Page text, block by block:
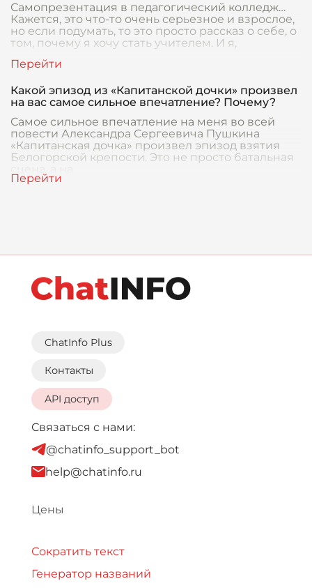
Самопрезентация в педагогический колледж…
Кажется, это что-то очень серьезное и взрослое,
но если подумать, то это просто рассказ о себе, о
том, почему я хочу стать учителем. И я,
Какой эпизод из «Капитанской дочки» произвел
на вас самое сильное впечатление? Почему?
Самое сильное впечатление на меня во всей
повести Александра Сергеевича Пушкина
«Капитанская дочка» произвел эпизод взятия
Белогорской крепости. Это не просто батальная
ChatInfo Plus
Контакты
API доступ
Связаться с нами:
@chatinfo_support_bot
help@chatinfo.ru
Цены
Сократить текст
Генератор названий